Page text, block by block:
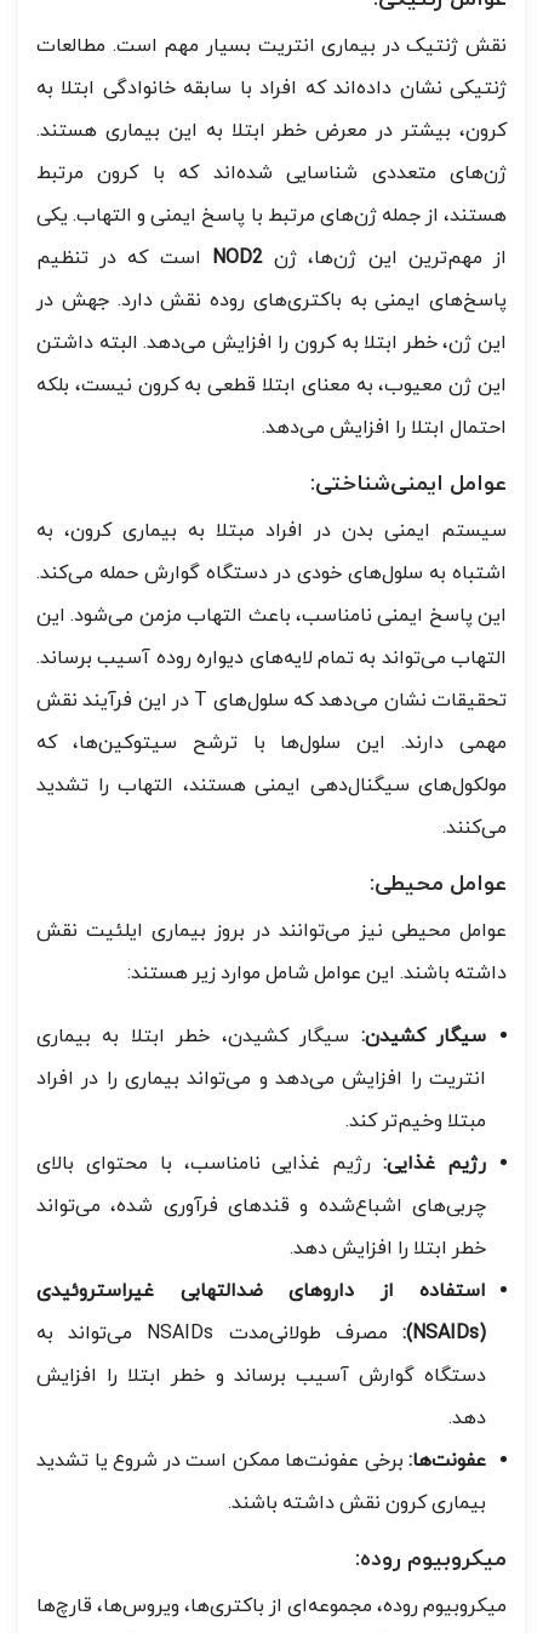
نقش ژنتیک در بیماری انتریت بسیار مهم است. مطالعات
ژنتیکی نشان داده‌اند که افراد با سابقه خانوادگی ابتلا به
کرون، بیشتر در معرض خطر ابتلا به این بیماری هستند.
ژن‌های متعددی شناسایی شده‌اند که با کرون مرتبط
هستند، از جمله ژن‌های مرتبط با پاسخ ایمنی و التهاب. یکی
از مهم‌ترین این ژن‌ها، ژنNOD2 است که در تنظیم
پاسخ‌های ایمنی به باکتری‌های روده نقش دارد. جهش در
این ژن، خطر ابتلا به کرون را افزایش می‌دهد. البته داشتن
این ژن معیوب، به معنای ابتلا قطعی به کرون نیست، بلکه
احتمال ابتلا را افزایش می‌دهد.
عوامل ایمنی‌شناختی:
سیستم ایمنی بدن در افراد مبتلا به بیماری کرون، به
اشتباه به سلول‌های خودی در دستگاه گوارش حمله می‌کند.
این پاسخ ایمنی نامناسب، باعث التهاب مزمن می‌شود. این
التهاب می‌تواند به تمام لایه‌های دیواره روده آسیب برساند.
تحقیقات نشان می‌دهد که سلول‌های T در این فرآیند نقش
مهمی دارند. این سلول‌ها با ترشح سیتوکین‌ها، که
مولکول‌های سیگنال‌دهی ایمنی هستند، التهاب را تشدید
می‌کنند.
عوامل محیطی:
عوامل محیطی نیز می‌توانند در بروز بیماری ایلئیت نقش
داشته باشند. این عوامل شامل موارد زیر هستند:
سیگار کشیدن: سیگار کشیدن، خطر ابتلا به بیماری
انتریت را افزایش می‌دهد و می‌تواند بیماری را در افراد
مبتلا وخیم‌تر کند.
رژیم غذایی:رژیم غذایی نامناسب، با محتوای بالای
چربی‌های اشباع‌شده و قندهای فرآوری شده، می‌تواند
خطر ابتلا را افزایش دهد.
استفاده از داروهای ضدالتهابی غیراستروئیدی
(NSAIDs):
مصرف طولانی‌مدت NSAIDs می‌تواند به
دستگاه گوارش آسیب برساند و خطر ابتلا را افزایش
دهد.
عفونت‌ها: برخی عفونت‌ها ممکن است در شروع یا تشدید
بیماری کرون نقش داشته باشند.
میکروبیوم روده:
میکروبیوم روده، مجموعه‌ای از باکتری‌ها، ویروس‌ها، قارچ‌ها